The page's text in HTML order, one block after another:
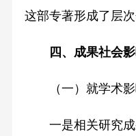
这部专著形成了层
四、成果社会
（一）就学术影
一是相关研究成